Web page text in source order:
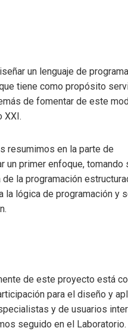
un lenguaje de
tiene como propósito
de fomentar de este
XXI.
resumimos en la parte de
un primer enfoque, tomando
la programación
lógica de programación y
de este proyecto está
para el diseño y
y de usuarios
seguido en el Laboratorio.